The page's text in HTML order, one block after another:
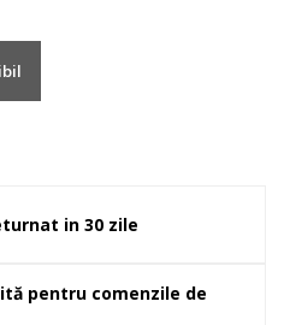
in 30 zile
pentru comenzile de